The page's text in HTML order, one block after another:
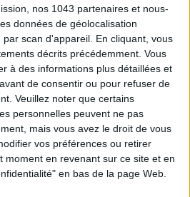
nos 1043 partenaires et nous-
données de géolocalisation
par scan d'appareil. En cliquant, vous
décrits précédemment. Vous
à des informations plus détaillées et
de consentir ou pour refuser de
Veuillez noter que certains
personnelles peuvent ne pas
mais vous avez le droit de vous
vos préférences ou retirer
moment en revenant sur ce site et en
en bas de la page Web.
*